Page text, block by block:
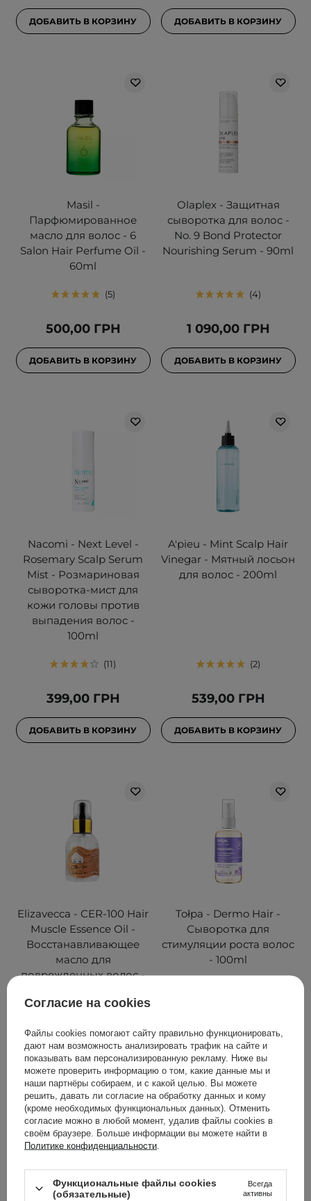
ДОБАВИТЬ В КОРЗИНУ ДОБАВИТЬ В КОРЗИНУ
Masil -
Парфюмированное
масло для волос - 6
Salon Hair Perfume Oil -
60ml
5
500,00 ГРН
ДОБАВИТЬ В КОРЗИНУ
Olaplex - Защитная
сыворотка для волос -
No. 9 Bond Protector
Nourishing Serum - 90ml
4
1 090,00 ГРН
ДОБАВИТЬ В КОРЗИНУ
Nacomi - Next Level -
Rosemary Scalp Serum
Mist - Розмариновая
сыворотка-мист для
кожи головы против
выпадения волос -
100ml
11
399,00 ГРН
ДОБАВИТЬ В КОРЗИНУ
A'pieu - Mint Scalp Hair
Vinegar - Мятный лосьон
для волос - 200ml
2
539,00 ГРН
ДОБАВИТЬ В КОРЗИНУ
Elizavecca - CER-100 Hair
Muscle Essence Oil -
Восстанавливающее
масло для
поврежденных волос -
329,00 ГРН
ДОБАВИТЬ В КОРЗИНУ
Tołpa - Dermo Hair -
Сыворотка для
стимуляции роста волос
- 100ml
308,00 ГРН
ДОБАВИТЬ В КОРЗИНУ
Согласие на cookies
Файлы cookies помогают сайту правильно функционировать,
дают нам возможность анализировать трафик на сайте и
показывать вам персонализированную рекламу. Ниже вы
можете проверить информацию о том, какие данные мы и
наши партнёры собираем, и с какой целью. Вы можете
решить, давать ли согласие на обработку данных и кому
(кроме необходимых функциональных данных). Отменить
согласие можно в любой момент, удалив файлы cookies в
своём браузере. Больше информации вы можете найти в
Политике конфиденциальности
Функциональные файлы cookies
(обязательные)
Всегда
активны